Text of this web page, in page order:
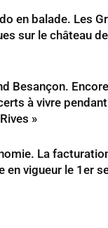
en balade. Les
sur le château
Besançon.
à vivre
»
La
en vigueur le 1er